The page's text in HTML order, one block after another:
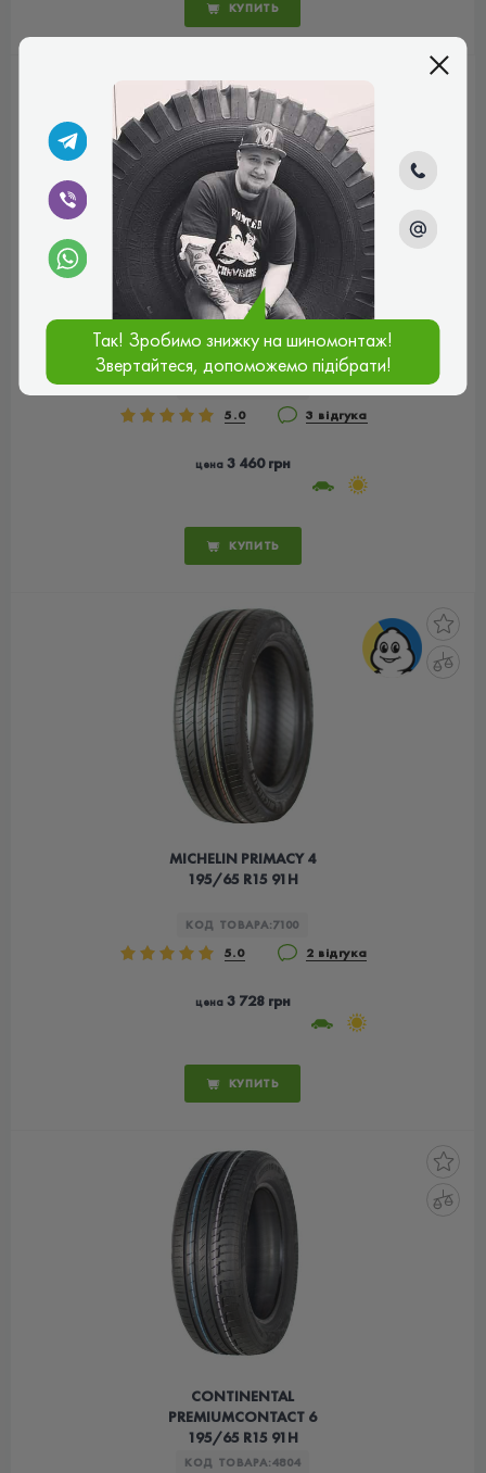
КУПИТЬ
GOODYEAR EFFICIENTGRIP
PERFORMANCE 2 195/65
R15 91H
КОД ТОВАРА:8444
5.0 3 відгука
цена 3 460 грн
КУПИТЬ
MICHELIN PRIMACY 4
195/65 R15 91H
КОД ТОВАРА:7100
5.0 2 відгука
цена3 728 грн
КУПИТЬ
CONTINENTAL
PREMIUMCONTACT 6
195/65 R15 91H
КОД ТОВАРА:4804
Так! Зробимо знижку на шиномонтаж!
Звертайтеся, допоможемо підібрати!